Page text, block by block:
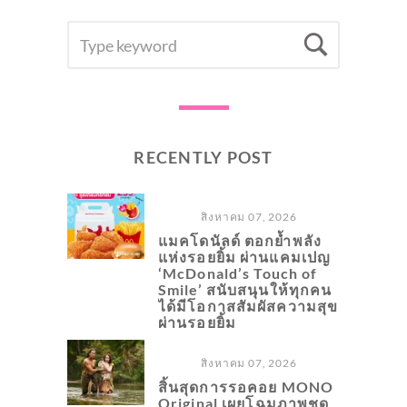
FOR:
RECENTLY POST
สิงหาคม 07, 2026
แมคโดนัลด์ ตอกย้ำพลัง
แห่งรอยยิ้ม ผ่านแคมเปญ
‘McDonald’s Touch of
Smile’ สนับสนุนให้ทุกคน
ได้มีโอกาสสัมผัสความสุข
ผ่านรอยยิ้ม
สิงหาคม 07, 2026
สิ้นสุดการรอคอย MONO
Original เผยโฉมภาพชุด